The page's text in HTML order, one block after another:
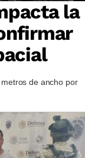
la
de ancho por